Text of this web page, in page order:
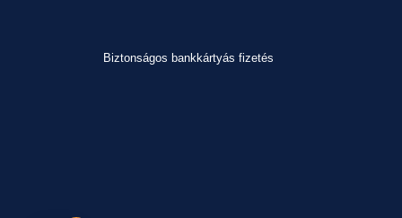
Biztonságos bankkártyás fizetés